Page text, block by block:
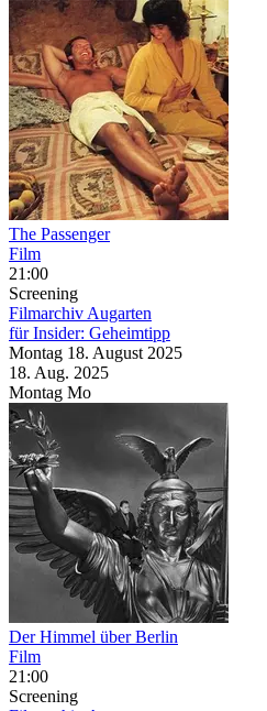
The Passenger
Film
21:00
Screening
Filmarchiv Augarten
für Insider: Geheimtipp
Montag 18. August 2025
18. Aug. 2025
Montag Mo
Der Himmel über Berlin
Film
21:00
Screening